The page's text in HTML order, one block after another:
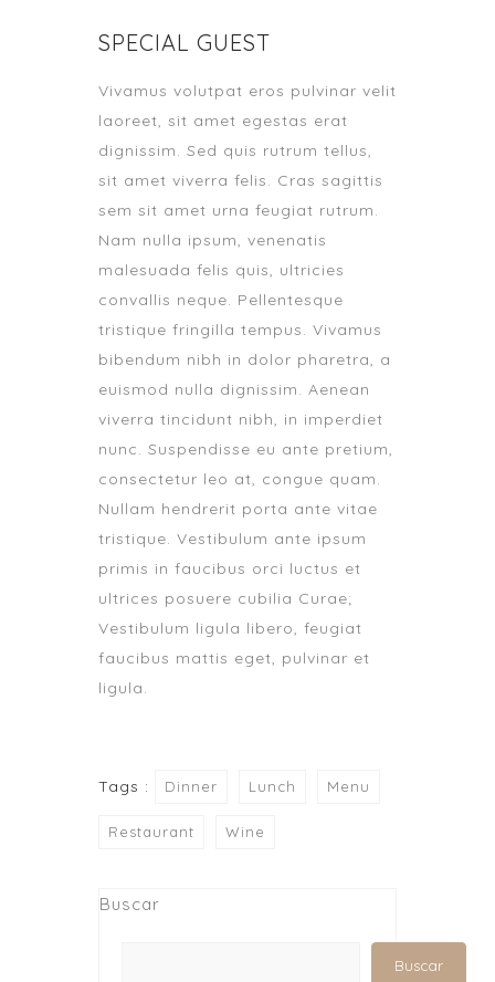
SPECIAL GUEST
Vivamus volutpat eros pulvinar velit
laoreet, sit amet egestas erat
dignissim. Sed quis rutrum tellus,
sit amet viverra felis. Cras sagittis
sem sit amet urna feugiat rutrum.
Nam nulla ipsum, venenatis
malesuada felis quis, ultricies
convallis neque. Pellentesque
tristique fringilla tempus. Vivamus
bibendum nibh in dolor pharetra, a
euismod nulla dignissim. Aenean
viverra tincidunt nibh, in imperdiet
nunc. Suspendisse eu ante pretium,
consectetur leo at, congue quam.
Nullam hendrerit porta ante vitae
tristique. Vestibulum ante ipsum
primis in faucibus orci luctus et
ultrices posuere cubilia Curae;
Vestibulum ligula libero, feugiat
faucibus mattis eget, pulvinar et
ligula.
Tags : Dinner Lunch Menu
Restaurant Wine
Buscar
Buscar